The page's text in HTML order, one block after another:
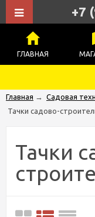
ГЛАВНАЯ
+7
Главная → Садовая
Тачки садово-
Тачки